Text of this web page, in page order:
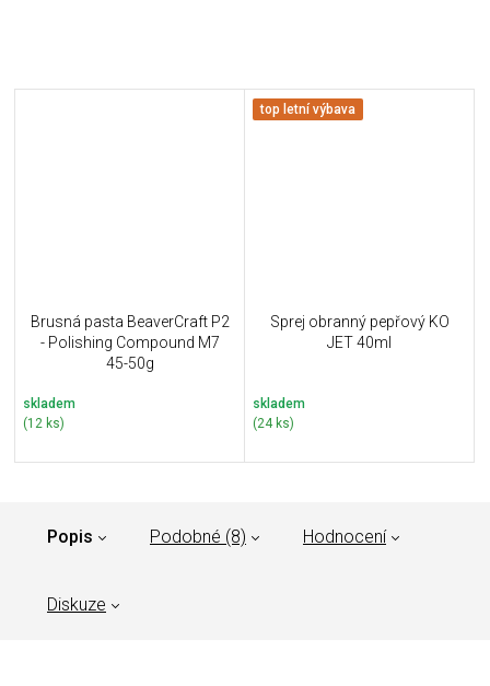
Brusná pasta BeaverCraft P2
- Polishing Compound M7
45-50g
skladem
(12 ks)
top letní výbava
Sprej obranný pepřový KO
JET 40ml
skladem
(24 ks)
Popis Podobné (8) Hodnocení
Diskuze